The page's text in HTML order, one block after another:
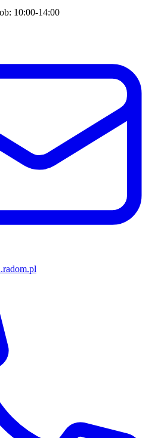
10:00-14:00